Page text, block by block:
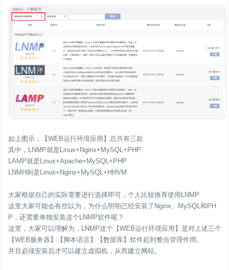
如上图示，【WEB运行环境应用】总共有三款
其中，LNMP就是Linux+Nginx+MySQL+PHP
LAMP就是Linux+Apache+MySQL+PHP
LNMH则是Linux+Nginx+MySQL+HHVM
大家根据自己的实际需要进行选择即可，个人比较推荐使用LNMP
这里大家可能会有些以为，为什么明明已经安装了Nginx、MySQL和PH
P，还需要单独安装这个LNMP软件呢？
这里，大家可以理解为，LNMP这个【WEB运行环境应用】是对上述三个
【WEB服务器】【脚本语言】【数据库】软件起到整合管理作用。
并且必须安装后才可以建立虚拟机，从而建立网站。